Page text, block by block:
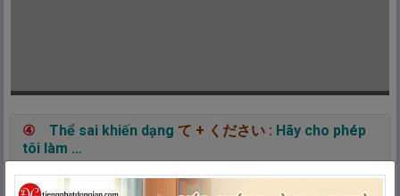
④ Thể sai khiến dạng て + ください : Hãy cho phép
tôi làm …
Ví dụ